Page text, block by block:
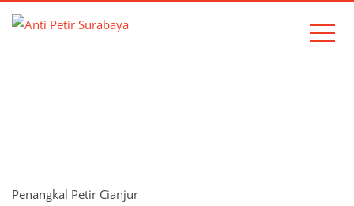
Penangkal Petir Cianjur